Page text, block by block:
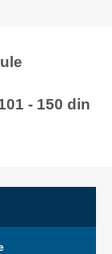
- 150 din